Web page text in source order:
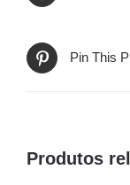
Pin This
Produtos